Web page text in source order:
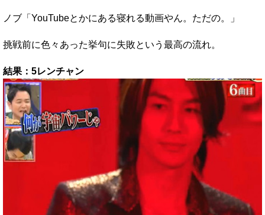
ノブ「YouTubeとかにある寝れる動画やん。ただの。」
挑戦前に色々あった挙句に失敗という最高の流れ。
結果：5レンチャン